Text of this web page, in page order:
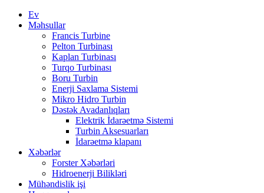
Ev
Məhsullar
Francis Turbine
Pelton Turbinası
Kaplan Turbinası
Turqo Turbinası
Boru Turbin
Enerji Saxlama Sistemi
Mikro Hidro Turbin
Dəstək Avadanlıqları
Elektrik İdarəetmə Sistemi
Turbin Aksesuarları
İdarəetmə klapanı
Xəbərlər
Forster Xəbərləri
Hidroenerji Bilikləri
Mühəndislik işi